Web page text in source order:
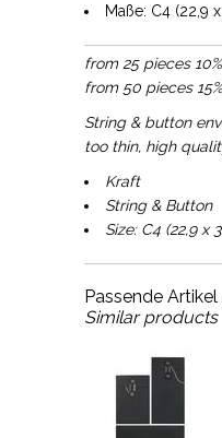
Maße: C4 (22,9
from 25 pieces
from 50 pieces
String & button
too thin, high
Kraft
String & Button
Size: C4 (22,9 x
Passende
Similar products